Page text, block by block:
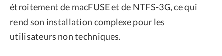
étroitement de macFUSE et de NTFS-3G, ce qui
rend son installation complexe pour les
utilisateurs non techniques.